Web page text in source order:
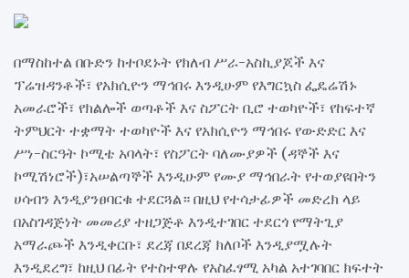
በማስከተል በቡድን ከተቦደኑት የክለብ ሥራ-አስኪያጆች እና
ፕሬዝዳንቶች፣ የአክሲዮን ማኅበሩ እንዲሁም የእግርኳስ ፌዴሬሽኑ
አመራሮች፣ የክልሎች ወጣቶች እና ስፖርት ቢሮ ተወካዮች፣ የከፍተኛ
ትምህርት ተቋማት ተወካዮች እና የአክሲዮን ማኅበሩ የውድድር እና
ሥነ-ስርዓት ኮሚቴ አባላት፣ የስፖርት ባለሙያዎች (ዳኞች እና
ኮሚሽነሮች)፣አሠልጣኞች እንዲሁም የሙያ ማኅበራት የተወያዩበትን
ሀሳብን እንዲያንፀባርቁ ተደርጓል። በዚህ የተሳታፊዎች መድረክ ላይ
በአስገዳጅነት መመሪያ ተዘጋጅቶ እንዲተገበር ተደርጎ የማትጊያ
አማራጮች እንዲቀርቡ፣ ደረጃ በደረጃ ክለቦች እንዲያሟሉት
እንዲደረግ፣ ከዚህ በፊት የተስተዋሉ የአስፈፃሚ አካል አተገባበር ክፍተት